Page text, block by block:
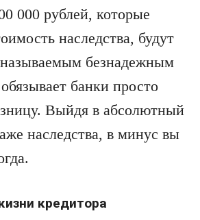
000 рублей, которые
наследства, будут
безнадежным
банки просто
Выйдя в абсолютный
наследства, в минус вы
кредитора